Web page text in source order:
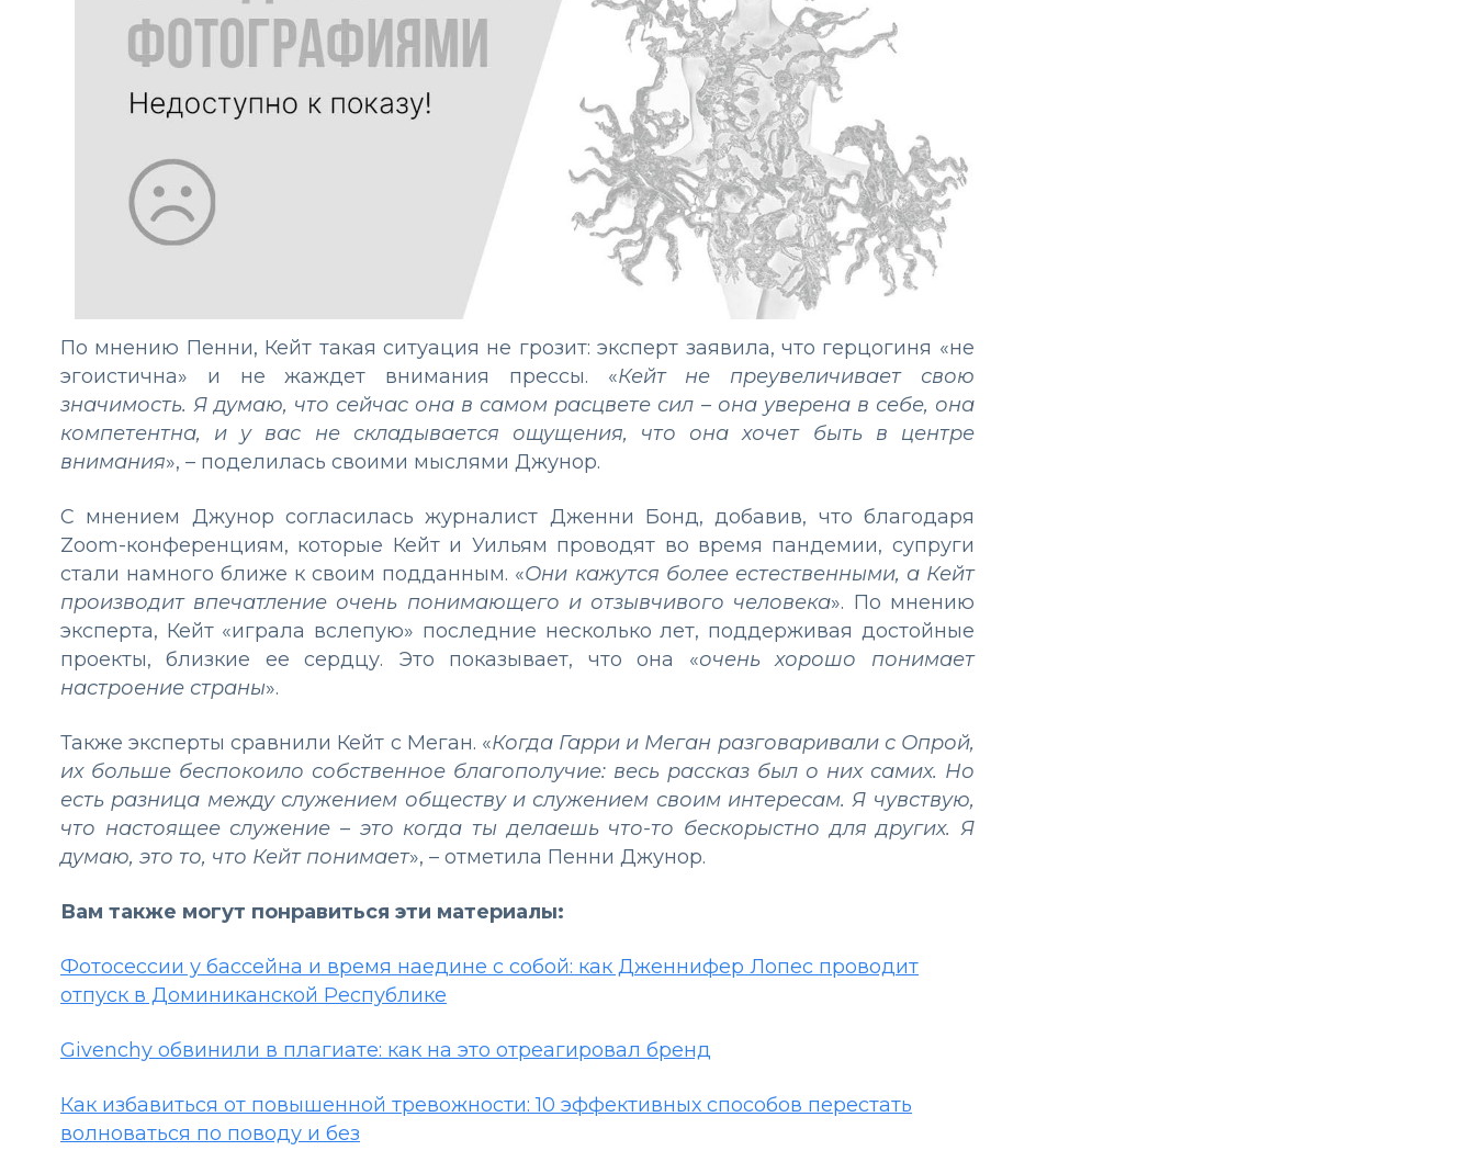
По мнению Пенни, Кейт такая ситуация не грозит: эксперт заявила, что герцогиня «не
эгоистична» и не жаждет внимания прессы. «Кейт не преувеличивает свою
значимость. Я думаю, что сейчас она в самом расцвете сил – она уверена в себе, она
компетентна, и у вас не складывается ощущения, что она хочет быть в центре
внимания», – поделилась своими мыслями Джунор.
С мнением Джунор согласилась журналист Дженни Бонд, добавив, что благодаря
Zoom-конференциям, которые Кейт и Уильям проводят во время пандемии, супруги
стали намного ближе к своим подданным. «Они кажутся более естественными, а Кейт
производит впечатление очень понимающего и отзывчивого человека». По мнению
эксперта, Кейт «играла вслепую» последние несколько лет, поддерживая достойные
проекты, близкие ее сердцу. Это показывает, что она «очень хорошо понимает
настроение страны».
Также эксперты сравнили Кейт с Меган. «Когда Гарри и Меган разговаривали с Опрой,
их больше беспокоило собственное благополучие: весь рассказ был о них самих. Но
есть разница между служением обществу и служением своим интересам. Я чувствую,
что настоящее служение – это когда ты делаешь что-то бескорыстно для других. Я
думаю, это то, что Кейт понимает», – отметила Пенни Джунор.
Вам также могут понравиться эти материалы:
Фотосессии у бассейна и время наедине с собой: как Дженнифер Лопес проводит
отпуск в Доминиканской Республике
Givenchy обвинили в плагиате: как на это отреагировал бренд
Как избавиться от повышенной тревожности: 10 эффективных способов перестать
волноваться по поводу и без